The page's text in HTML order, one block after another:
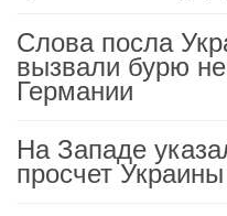
Слова посла
вызвали бурю
Германии
На Западе
просчет